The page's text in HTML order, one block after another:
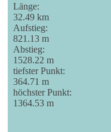
Länge:
32.49 km
Aufstieg:
821.13 m
Abstieg:
1528.22 m
tiefster Punkt:
364.71 m
höchster Punkt:
1364.53 m